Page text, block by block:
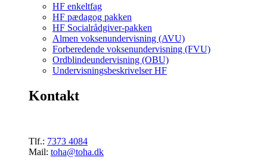
HF enkeltfag
HF pædagog pakken
HF Socialrådgiver-pakken
Almen voksenundervisning (AVU)
Forberedende voksenundervisning (FVU)
Ordblindeundervisning (OBU)
Undervisningsbeskrivelser HF
Kontakt
Tlf.: 7373 4084
Mail: toha@toha.dk